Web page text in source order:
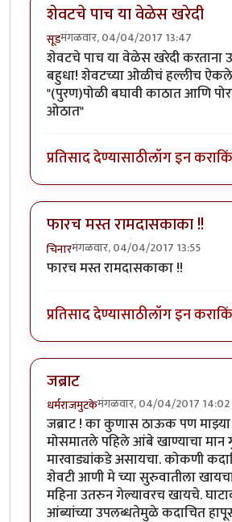
शेवटचे पाच या वेळेस खरेदी
सूडमंगळवार, 04/04/2017 13:47
शेवटचे पाच या वेळेस खरेदी करताना
बहुधा! शेवटच्या ओळीचं हल्लीच
"(पुरण)पोळी बघावी काठात आणि
ओठात"
प्रतिसाद देण्यासाठीलॉग इन करा
फारच मस्त रामदासकाका !!
चिनारमंगळवार, 04/04/2017 13:55
फारच मस्त रामदासकाका !!
प्रतिसाद देण्यासाठीलॉग इन करा
जब्राट
धर्मराजमुटकेमंगळवार, 04/04/2017 14:02
जब्राट ! का कुणास ठाऊक पण
मोसमातले पहिले आंबे खाण्याचा मान
मारवाड्यांकडे असायचा. कोकणी
शेवटी आणी मे च्या सुरुवातीला
महिना उतरुन गेल्यावरच खायचे.
आंब्यांच्या उपलब्धतेमुळे कदाचित